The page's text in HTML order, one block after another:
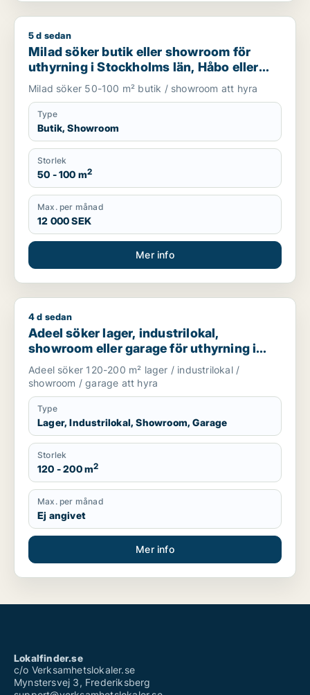
Milad söker butik eller showroom för uthyrning i Stockholms
5 d sedan
Milad söker butik eller showroom för
uthyrning i Stockholms län, Håbo eller
Knivsta
Milad söker 50-100 m² butik / showroom att hyra
Type
Butik, Showroom
Storlek
50 - 100 m2
Max. per månad
12 000 SEK
Mer info
Adeel söker lager, industrilokal, showroom eller garage för
4 d sedan
Adeel söker lager, industrilokal,
showroom eller garage för uthyrning i
Upplands Väsby, Vallentuna eller
Upplands-Bro m.fl.
Adeel söker 120-200 m² lager / industrilokal /
showroom / garage att hyra
Type
Lager, Industrilokal, Showroom, Garage
Storlek
120 - 200 m2
Max. per månad
Ej angivet
Mer info
Lokalfinder.se
c/o Verksamhetslokaler.se
Mynstersvej 3, Frederiksberg